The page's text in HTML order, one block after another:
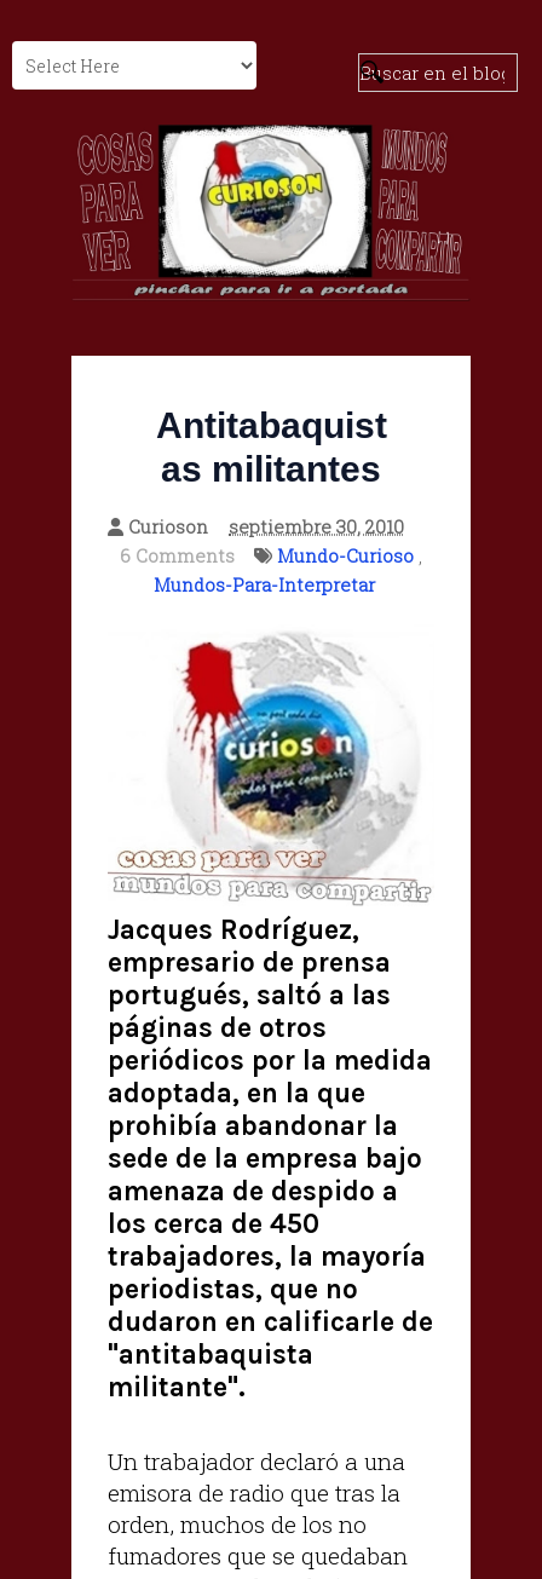
Antitabaquist
as militantes
Curioson
septiembre 30, 2010
6 Comments
Mundo-Curioso ,
Mundos-Para-Interpretar
Jacques Rodríguez,
empresario de prensa
portugués, saltó a las
páginas de otros
periódicos por la medida
adoptada, en la que
prohibía abandonar la
sede de la empresa bajo
amenaza de despido a
los cerca de 450
trabajadores, la mayoría
periodistas, que no
dudaron en calificarle de
"antitabaquista
militante".
Un trabajador declaró a una
emisora de radio que tras la
orden, muchos de los no
fumadores que se quedaban